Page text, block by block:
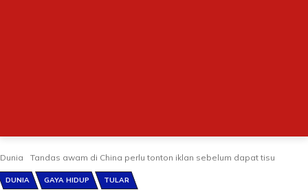
Dunia Tandas awam di China perlu tonton iklan sebelum dapat tisu
DUNIA GAYA HIDUP TULAR